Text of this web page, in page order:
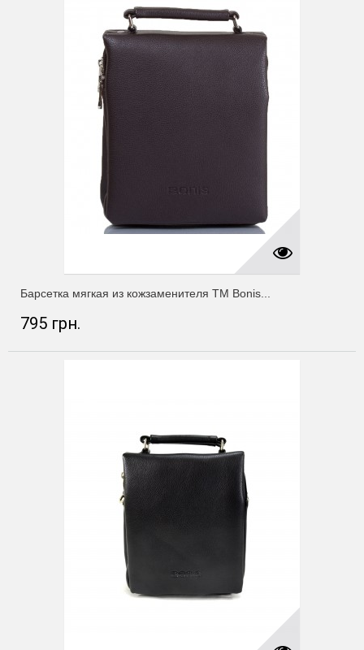
Барсетка мягкая из кожзаменителя ТМ Bonis...
795 грн.